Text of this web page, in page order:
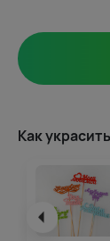
Как